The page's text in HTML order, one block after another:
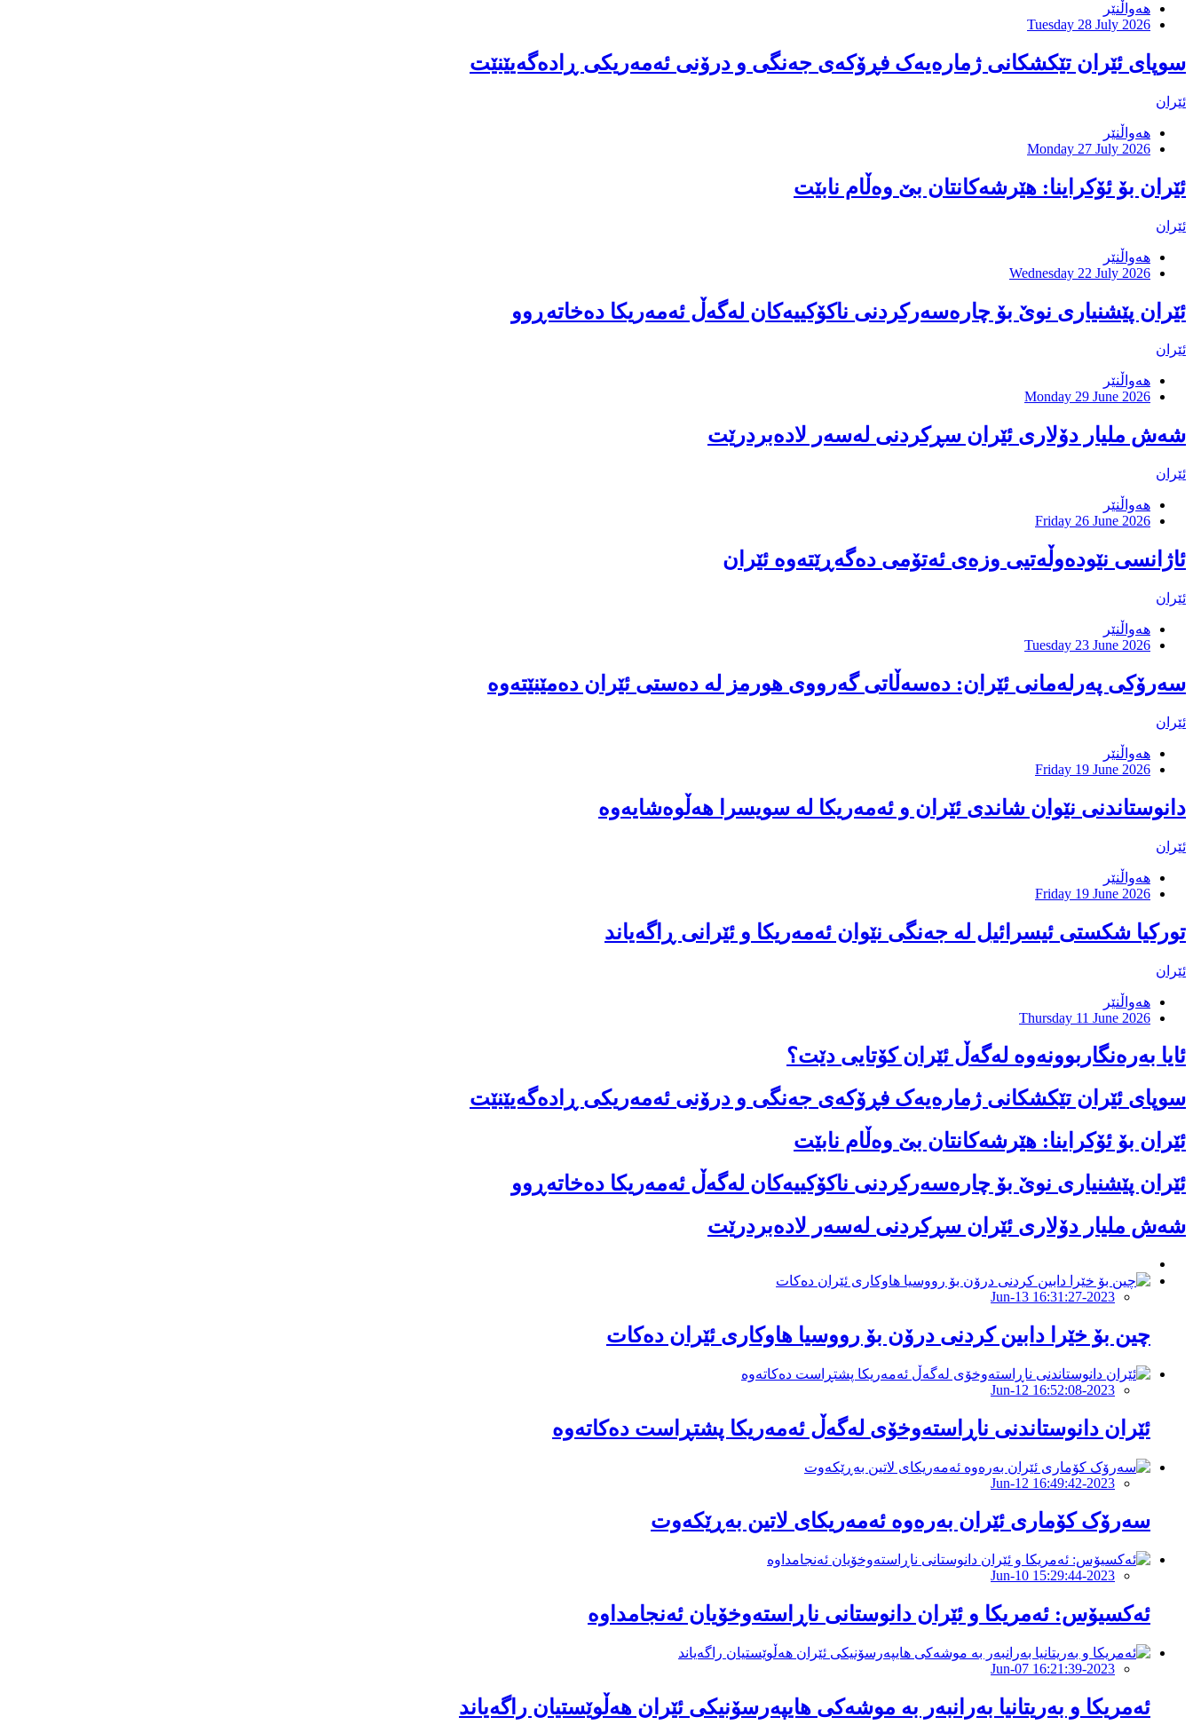
هەواڵنێر
Tuesday 28 July 2026
سوپای ئێران تێکشکانی ژمارەیەک فڕۆکەی جەنگی و درۆنی ئەمەریکی ڕادەگەیێنێت
ئێران
هەواڵنێر
Monday 27 July 2026
ئێران بۆ ئۆکراینا: هێرشەکانتان بێ وەڵام نابێت
ئێران
هەواڵنێر
Wednesday 22 July 2026
ئێران پێشنیارى نوێ بۆ چارەسەرکردنى ناکۆکییەکان لەگەڵ ئەمەریکا دەخاتەڕوو
ئێران
هەواڵنێر
Monday 29 June 2026
شەش ملیار دۆلاری ئێران سڕکردنی لەسەر لادەبردرێت
ئێران
هەواڵنێر
Friday 26 June 2026
ئاژانسى نێودەوڵەتیى وزەى ئەتۆمى دەگەڕێتەوە ئێران
ئێران
هەواڵنێر
Tuesday 23 June 2026
سەرۆکی پەرلەمانی ئێران: دەسەڵاتی گەرووی هورمز لە دەستی ئێران دەمێنێتەوە
ئێران
هەواڵنێر
Friday 19 June 2026
دانوستاندنی نێوان شاندی ئێران و ئەمەریکا لە سویسرا هەڵوەشایەوە
ئێران
هەواڵنێر
Friday 19 June 2026
تورکیا شکستی ئیسرائیل لە جەنگی نێوان ئەمەریکا و ئێرانی ڕاگەیاند
ئێران
هەواڵنێر
Thursday 11 June 2026
ئایا بەرەنگاربوونەوە لەگەڵ ئێران كۆتایی دێت؟
سوپای ئێران تێکشکانی ژمارەیەک فڕۆکەی جەنگی و درۆنی ئەمەریکی ڕادەگەیێنێت
ئێران بۆ ئۆکراینا: هێرشەکانتان بێ وەڵام نابێت
ئێران پێشنیارى نوێ بۆ چارەسەرکردنى ناکۆکییەکان لەگەڵ ئەمەریکا دەخاتەڕوو
شەش ملیار دۆلاری ئێران سڕکردنی لەسەر لادەبردرێت
2023-Jun-13 16:31:27
چین بۆ خێرا دابین کردنی درۆن بۆ رووسیا هاوکاری ئێران دەکات
2023-Jun-12 16:52:08
ئێران دانوستاندنی ناڕاستەوخۆی لەگەڵ ئەمەریکا پشتڕاست دەکاتەوە
2023-Jun-12 16:49:42
سەرۆک کۆماری ئێران بەرەوە ئەمەریکای لاتین بەڕێکەوت
2023-Jun-10 15:29:44
ئەکسیۆس: ئەمریکا و ئێران دانوستانی ناڕاستەوخۆیان ئەنجامداوە
2023-Jun-07 16:21:39
ئەمریکا و بەریتانیا بەرانبەر بە موشەکی هایپەرسۆنیکی ئێران هەڵوێستیان راگەیاند